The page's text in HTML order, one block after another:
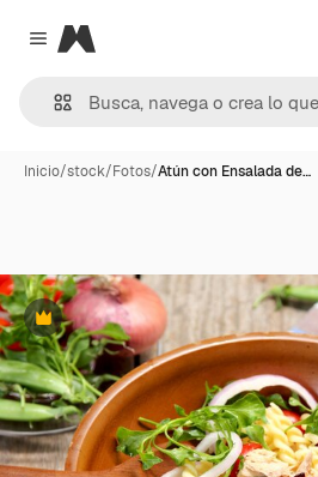
Close menu
Magnific
Inicio/stock/Fotos/Atún con Ensalada de…
Premium